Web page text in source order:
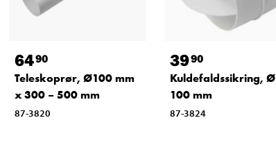
6490
Teleskoprør, Ø100 mm
x 300 – 500 mm
87-3820
3990
Kuldefaldssikring, Ø
100 mm
87-3824